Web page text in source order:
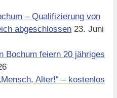
– Qualifizierung von
abgeschlossen 23. Juni
Bochum feiern 20 jähriges
Alter!“ – kostenlos